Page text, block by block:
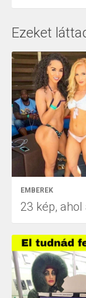
Ezeket
EMBEREK
23 kép,